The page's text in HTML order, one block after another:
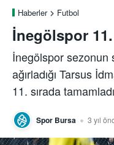
Haberler Futbol
İnegölspor
İnegölspor sezonun
ağırladığı Tarsus
11. sırada
Spor Bursa 3 yıl